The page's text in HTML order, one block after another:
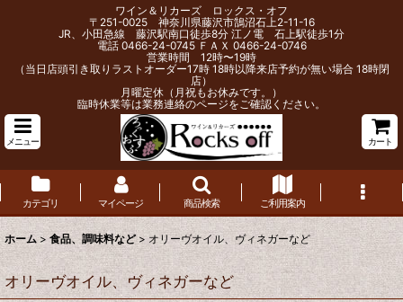
ワイン＆リカーズ ロックス・オフ
〒251-0025 神奈川県藤沢市鵠沼石上2-11-16
JR、小田急線 藤沢駅南口徒歩8分 江ノ電 石上駅徒歩1分
電話 0466-24-0745 ＦＡＸ 0466-24-0746
営業時間 12時〜19時
（当日店頭引き取りラストオーダー17時 18時以降来店予約が無い場合 18時閉
店）
月曜定休（月祝もお休みです。）
臨時休業等は業務連絡のページをご確認ください。
メニュー カート
カテゴリ マイページ 商品検索 ご利用案内
ホーム > 食品、調味料など > オリーヴオイル、ヴィネガーなど
オリーヴオイル、ヴィネガーなど